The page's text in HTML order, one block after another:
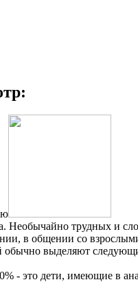
Необычайно трудных и
в общении со
выделяют
- это дети, имеющие в